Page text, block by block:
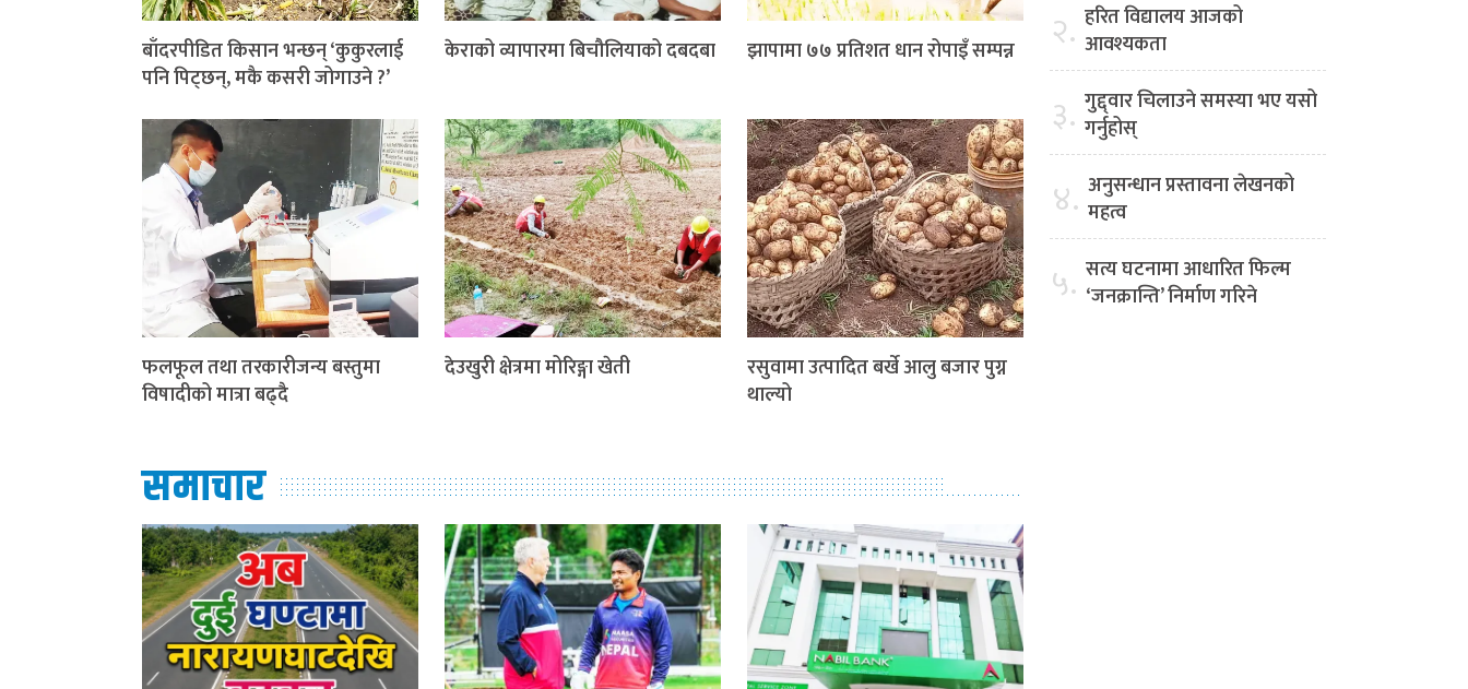
बाँदरपीडित किसान भन्छन् ‘कुकुरलाई
पनि पिट्छन्, मकै कसरी जोगाउने ?’
केराको व्यापारमा बिचौलियाको दबदबा झापामा ७७ प्रतिशत धान रोपाइँ सम्पन्न
फलफूल तथा तरकारीजन्य बस्तुमा
विषादीको मात्रा बढ्दै
देउखुरी क्षेत्रमा मोरिङ्गा खेती
रसुवामा उत्पादित बर्खे आलु बजार पुग्न
थाल्यो
समाचार
२. हरित विद्यालय आजको
आवश्यकता
३. गुद्द्वार चिलाउने समस्या भए यसो
गर्नुहोस्
४. अनुसन्धान प्रस्तावना लेखनको
महत्व
५. सत्य घटनामा आधारित फिल्म
‘जनक्रान्ति’ निर्माण गरिने